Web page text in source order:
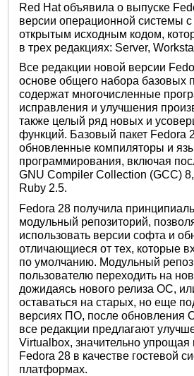
Red Hat объявила о выпуске
версии операционной системы
открытым исходным кодом,
в трех редакциях: Server,
Все редакции новой версии
основе общего набора базовых
содержат многочисленные
исправления и улучшения
также целый ряд новых и
функций. Базовый пакет Fedora
обновленные компиляторы и
программирования, включая
GNU Compiler Collection (GCC)
Ruby 2.5.
Fedora 28 получила
модульный репозиторий,
использовать версии софта и
отличающиеся от тех, которые
по умолчанию. Модульный
пользователю переходить на
дожидаясь нового релиза ОС,
оставаться на старых, но еще
версиях ПО, после обновления
все редакции предлагают
Virtualbox, значительно упрощая
Fedora 28 в качестве гостевой
платформах.